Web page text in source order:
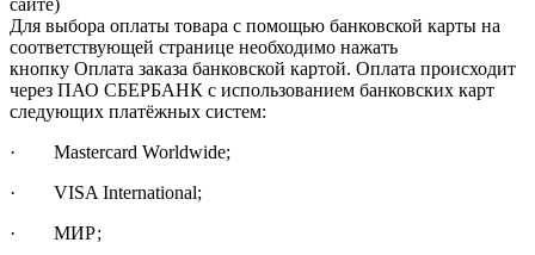
Для выбора оплаты товара с помощью банковской карты на
соответствующей странице необходимо нажать
кнопку Оплата заказа банковской картой. Оплата происходит
через ПАО СБЕРБАНК с использованием банковских карт
следующих платёжных систем:
· Mastercard Worldwide;
· VISA International;
· МИР;